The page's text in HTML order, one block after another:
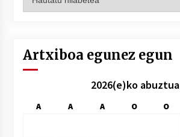
hilez
Artxiboa egunez egun
2026(e)ko abuztua
A A A O O